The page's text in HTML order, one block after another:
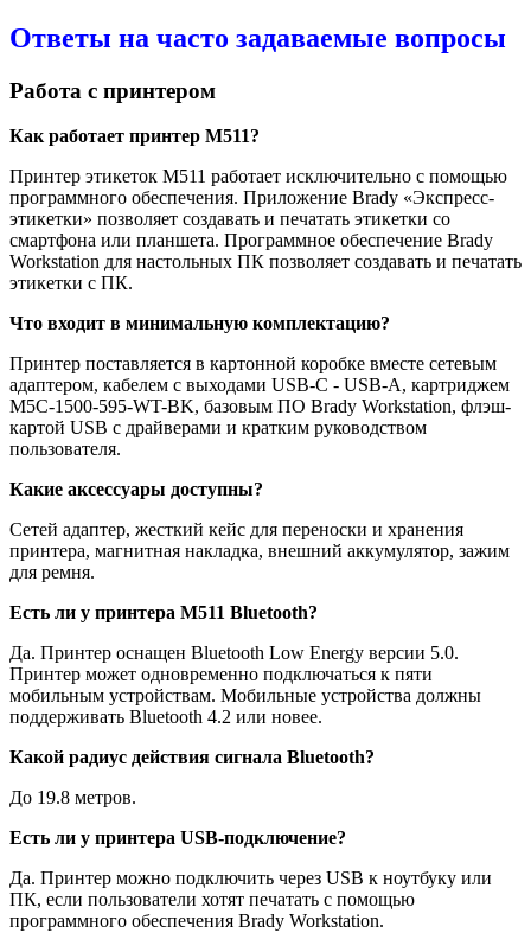
Ответы на часто задаваемые вопросы
Работа с принтером
Как работает принтер М511?
Принтер этикеток M511 работает исключительно с помощью
программного обеспечения. Приложение Brady «Экспресс-
этикетки» позволяет создавать и печатать этикетки со
смартфона или планшета. Программное обеспечение Brady
Workstation для настольных ПК позволяет создавать и печатать
этикетки с ПК.
Что входит в минимальную комплектацию?
Принтер поставляется в картонной коробке вместе сетевым
адаптером, кабелем с выходами USB-C - USB-A, картриджем
M5C-1500-595-WT-BK, базовым ПО Brady Workstation, флэш-
картой USB с драйверами и кратким руководством
пользователя.
Какие аксессуары доступны?
Сетей адаптер, жесткий кейс для переноски и хранения
принтера, магнитная накладка, внешний аккумулятор, зажим
для ремня.
Есть ли у принтера M511 Bluetooth?
Да. Принтер оснащен Bluetooth Low Energy версии 5.0.
Принтер может одновременно подключаться к пяти
мобильным устройствам. Мобильные устройства должны
поддерживать Bluetooth 4.2 или новее.
Какой радиус действия сигнала Bluetooth?
До 19.8 метров.
Есть ли у принтера USB-подключение?
Да. Принтер можно подключить через USB к ноутбуку или
ПК, если пользователи хотят печатать с помощью
программного обеспечения Brady Workstation.